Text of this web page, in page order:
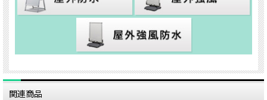
関連商品